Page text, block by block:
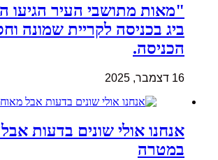
"מאות מתושבי העיר הגיעו
ביג בכניסה לקריית שמונה
הכניסה.
16 דצמבר, 2025
אנחנו אולי שונים בדעות
במטרה